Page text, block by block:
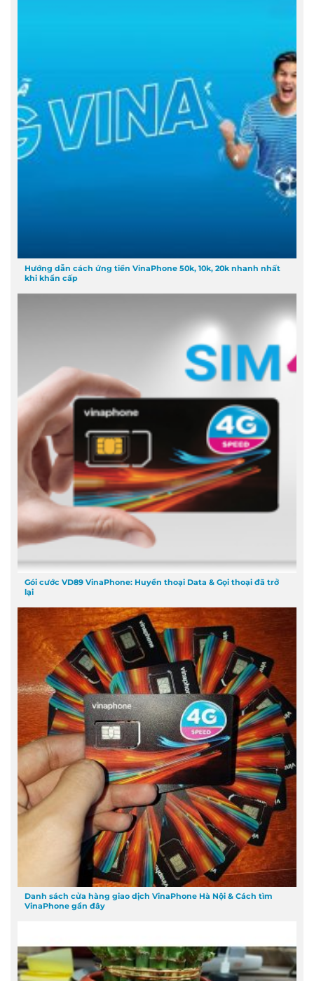
Hướng dẫn cách ứng tiền VinaPhone 50k, 10k, 20k nhanh nhất
khi khẩn cấp
Gói cước VD89 VinaPhone: Huyền thoại Data & Gọi thoại đã trở
lại
Danh sách cửa hàng giao dịch VinaPhone Hà Nội & Cách tìm
VinaPhone gần đây